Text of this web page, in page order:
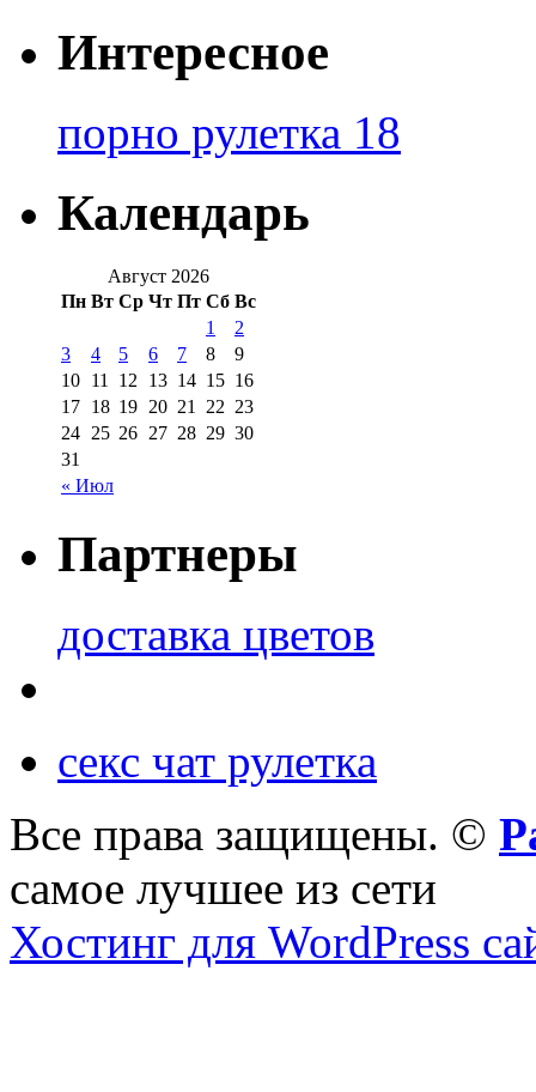
Интересное
порно рулетка 18
Календарь
Август 2026
Пн Вт Ср Чт Пт Сб Вс
« Июл
1
2
3
4 5 6 7 8
9
10 11 12 13 14 15 16
17 18 19 20 21 22 23
24 25 26 27 28 29 30
31
Партнеры
доставка цветов
секс чат рулетка
Все права защищены. ©
самое лучшее из сети
Хостинг для WordPress